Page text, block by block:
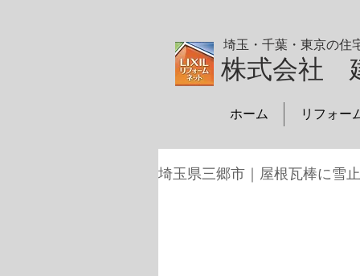
埼玉・千葉・東京の住
株式会社
ホーム リフォー
埼玉県三郷市｜屋根瓦棒に雪